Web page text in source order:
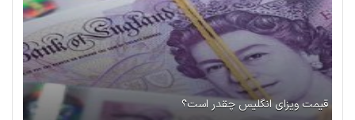
قیمت ویزای انگلیس چقدر است؟